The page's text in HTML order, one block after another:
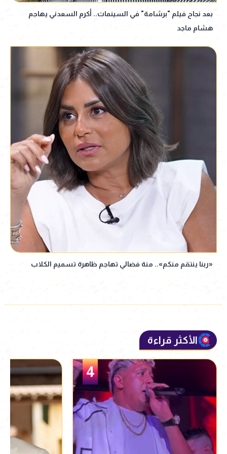
بعد نجاح فيلم "برشامة" في السينمات.. أكرم السعدني يهاجم
هشام ماجد
«ربنا ينتقم منكم».. منة فضالي تهاجم ظاهرة تسميم الكلاب
الأكثر قراءة
5